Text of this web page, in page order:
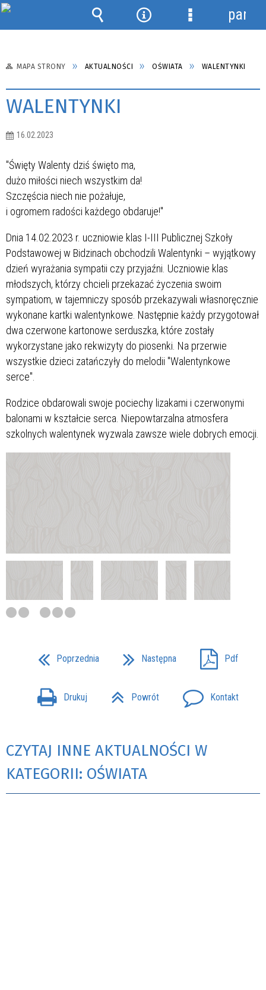
MAPA STRONY AKTUALNOŚCI OŚWIATA WALENTYNKI
WALENTYNKI
16.02.2023
"Święty Walenty dziś święto ma,
dużo miłości niech wszystkim da!
Szczęścia niech nie pożałuje,
i ogromem radości każdego obdaruje!"
Dnia 14.02.2023 r. uczniowie klas I-III Publicznej Szkoły
Podstawowej w Bidzinach obchodzili Walentynki – wyjątkowy
dzień wyrażania sympatii czy przyjaźni. Uczniowie klas
młodszych, którzy chcieli przekazać życzenia swoim
sympatiom, w tajemniczy sposób przekazywali własnoręcznie
wykonane kartki walentynkowe. Następnie każdy przygotował
dwa czerwone kartonowe serduszka, które zostały
wykorzystane jako rekwizyty do piosenki. Na przerwie
wszystkie dzieci zatańczyły do melodii "Walentynkowe
serce".
Rodzice obdarowali swoje pociechy lizakami i czerwonymi
balonami w kształcie serca. Niepowtarzalna atmosfera
szkolnych walentynek wyzwala zawsze wiele dobrych emocji.
Poprzednia Następna Pdf
Drukuj Powrót Kontakt
CZYTAJ INNE AKTUALNOŚCI W
KATEGORII: OŚWIATA
Wyszukiwarka
NarzędziaMenu
panel